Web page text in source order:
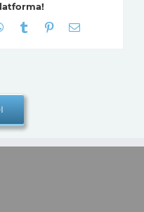
WhatsApp
Tumblr Pinterest
E-